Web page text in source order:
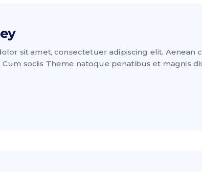
sit amet, consectetuer adipiscing elit. Aenean
Cum sociis Theme natoque penatibus et magnis